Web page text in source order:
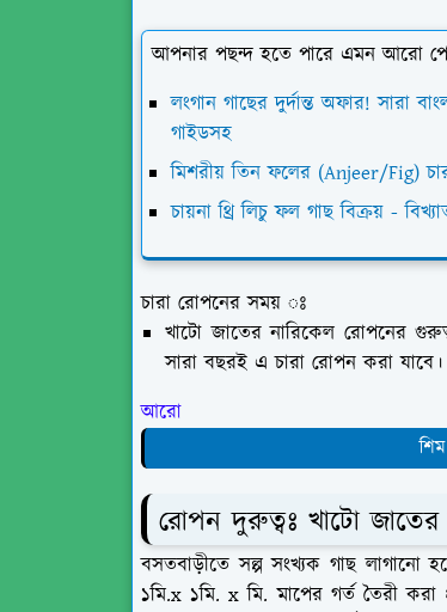
আপনার পছন্দ হতে পারে এমন আরো
লংগান গাছের দুর্দান্ত অফার! সারা
গাইডসহ
মিশরীয় তিন ফলের (Anjeer/Fig)
চায়না থ্রি লিচু ফল গাছ বিক্রয় -
চারা রোপনের সময় ঃ
খাটো জাতের নারিকেল রোপনের
সারা বছরই এ চারা রোপন করা
রোপন দুরুত্বঃ খাটো
বসতবাড়ীতে সল্প সংখ্যক গাছ লাগানো
১মি.x ১মি. x মি. মাপের গর্ত তৈরী